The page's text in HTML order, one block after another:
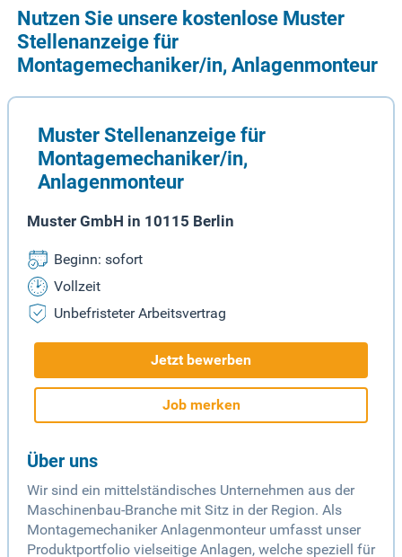
Nutzen Sie unsere kostenlose Muster
Stellenanzeige für
Montagemechaniker/in, Anlagenmonteur
Muster Stellenanzeige für
Montagemechaniker/in,
Anlagenmonteur
Muster GmbH in 10115 Berlin
Beginn: sofort
Vollzeit
Unbefristeter Arbeitsvertrag
Jetzt bewerben
Job merken
Über uns
Wir sind ein mittelständisches Unternehmen aus der
Maschinenbau-Branche mit Sitz in der Region. Als
Montagemechaniker Anlagenmonteur umfasst unser
Produktportfolio vielseitige Anlagen, welche speziell für